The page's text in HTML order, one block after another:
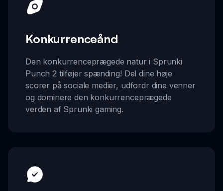
Konkurrenceånd
Den konkurrenceprægede natur i Sprunki
Punch 2 tilføjer spænding! Del dine høje
scorer på sociale medier, udfordr dine venner
og dominere den konkurrenceprægede
verden af Sprunki gaming.